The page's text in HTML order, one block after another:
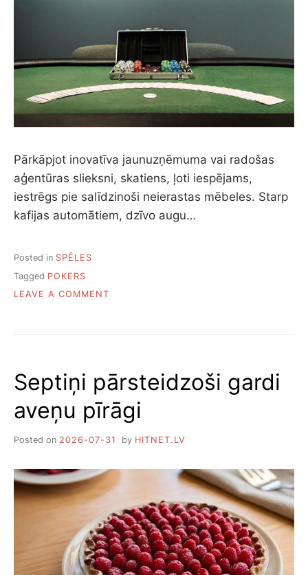
Pārkāpjot inovatīva jaunuzņēmuma vai radošas
aģentūras slieksni, skatiens, ļoti iespējams,
iestrēgs pie salīdzinoši neierastas mēbeles. Starp
kafijas automātiem, dzīvo augu…
Posted in SPĒLES
Tagged POKERS
LEAVE A COMMENT
POKERA
GALDI?
Septiņi pārsteidzoši gardi
aveņu pīrāgi
Posted on 2026-07-31 by HITNET.LV